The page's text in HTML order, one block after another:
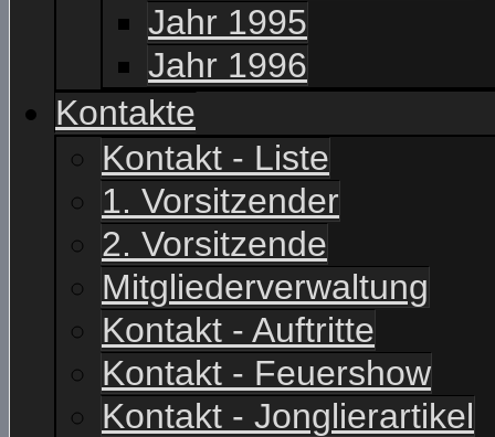
Jahr 1995
Jahr 1996
Kontakte
Kontakt - Liste
1. Vorsitzender
2. Vorsitzende
Mitgliederverwaltung
Kontakt - Auftritte
Kontakt - Feuershow
Kontakt - Jonglierartikel